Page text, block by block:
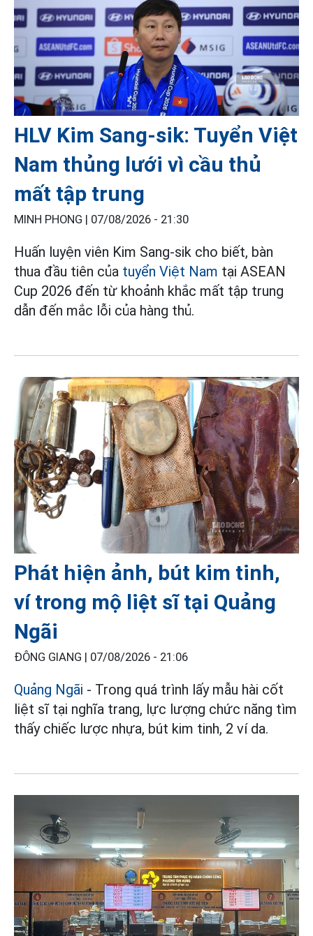
HLV Kim Sang-sik: Tuyển Việt
Nam thủng lưới vì cầu thủ
mất tập trung
MINH PHONG | 07/08/2026 - 21:30
Huấn luyện viên Kim Sang-sik cho biết, bàn
thua đầu tiên của tuyển Việt Nam tại ASEAN
Cup 2026 đến từ khoảnh khắc mất tập trung
dẫn đến mắc lỗi của hàng thủ.
Phát hiện ảnh, bút kim tinh,
ví trong mộ liệt sĩ tại Quảng
Ngãi
ĐÔNG GIANG | 07/08/2026 - 21:06
Quảng Ngãi - Trong quá trình lấy mẫu hài cốt
liệt sĩ tại nghĩa trang, lực lượng chức năng tìm
thấy chiếc lược nhựa, bút kim tinh, 2 ví da.